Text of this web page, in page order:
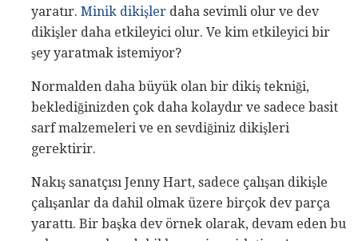
yaratır. Minik dikişler daha sevimli olur ve dev
dikişler daha etkileyici olur. Ve kim etkileyici bir
şey yaratmak istemiyor?
Normalden daha büyük olan bir dikiş tekniği,
beklediğinizden çok daha kolaydır ve sadece basit
sarf malzemeleri ve en sevdiğiniz dikişleri
gerektirir.
Nakış sanatçısı Jenny Hart, sadece çalışan dikişle
çalışanlar da dahil olmak üzere birçok dev parça
yarattı. Bir başka dev örnek olarak, devam eden bu